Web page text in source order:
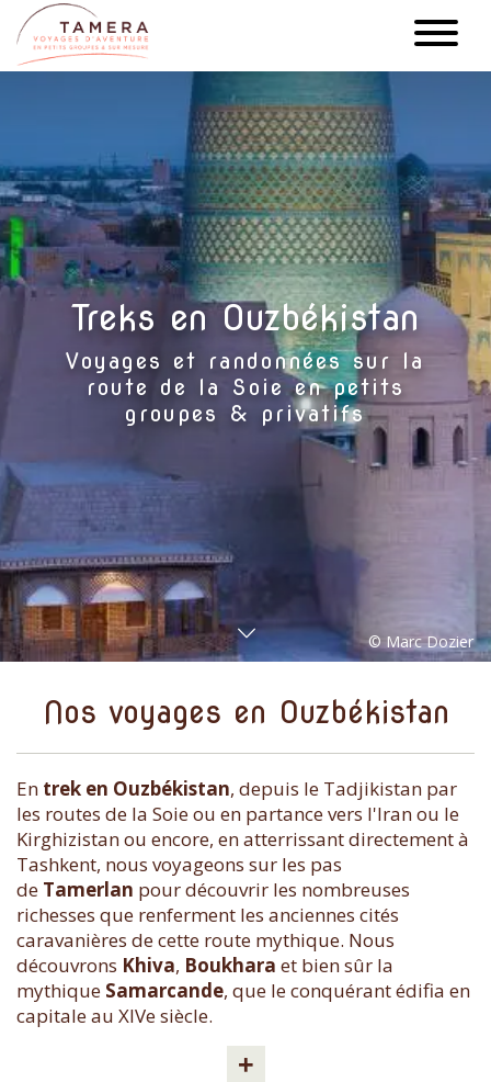
Aller
au
contenu
Treks en Ouzbékistan
Voyages et randonnées sur la
route de la Soie en petits
groupes & privatifs
Nos voyages en Ouzbékistan
En trek en Ouzbékistan, depuis le Tadjikistan par
les routes de la Soie ou en partance vers l'Iran ou le
Kirghizistan ou encore, en atterrissant directement à
Tashkent, nous voyageons sur les pas
de Tamerlan pour découvrir les nombreuses
richesses que renferment les anciennes cités
caravanières de cette route mythique. Nous
découvrons Khiva, Boukhara et bien sûr la
mythique Samarcande, que le conquérant édifia en
capitale au XIVe siècle.
+